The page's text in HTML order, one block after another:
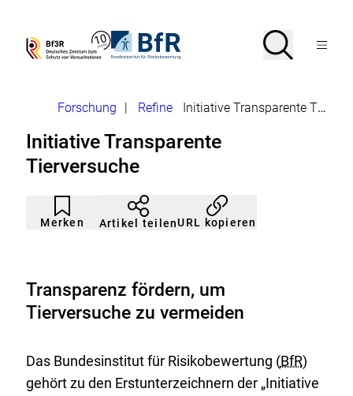
Seiteninhalt
springen
Zur
Startseite
Zentrum
Schutz
von
Versuchstieren
Zur
Startseite
für
Suche
SucheMenü
Brotkrumennavigation
Forschung | Refine Initiative Transparente Tierversuche
Initiative Transparente
Tierversuche
Merken
Artikel
nicht
gemerkt
Durch
Klicken
der
Artikel teilenURL kopieren
Transparenz fördern, um
Tierversuche zu vermeiden
Das Bundesinstitut für Risikobewertung (BfR)
gehört zu den Erstunterzeichnern der „Initiative